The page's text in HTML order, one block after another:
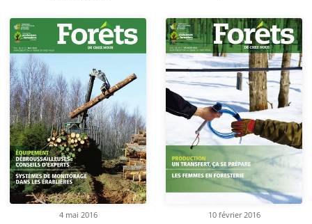
4 mai 2016 10 février 2016